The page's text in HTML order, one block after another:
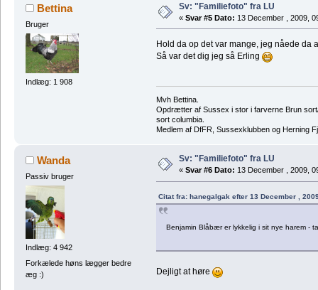
Bettina
Bruger
Indlæg: 1 908
Sv: "Familiefoto" fra LU
« Svar #5 Dato: 13 December , 2009,
Hold da op det var mange, jeg nåede da
Så var det dig jeg så Erling
Mvh Bettina.
Opdrætter af Sussex i stor i farverne Brun
sort columbia.
Medlem af DfFR, Sussexklubben og Herning
Wanda
Passiv bruger
Indlæg: 4 942
Forkælede høns lægger bedre
æg :)
Sv: "Familiefoto" fra LU
« Svar #6 Dato: 13 December , 2009,
Citat fra: hanegalgak efter 13 December ,
Benjamin Blåbær er lykkelig i sit nye harem -
Dejligt at høre